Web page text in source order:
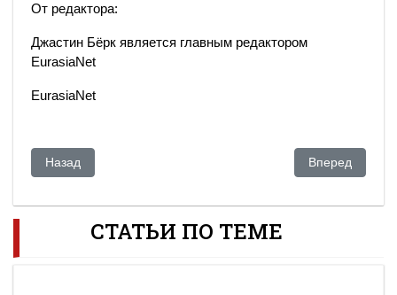
От редактора:
Джастин Бёрк является главным редактором
EurasiaNet
EurasiaNet
Предыдущий: США помогут Узбекистану разгонять
Назад Следующий:
Вперед
СТАТЬИ ПО ТЕМЕ